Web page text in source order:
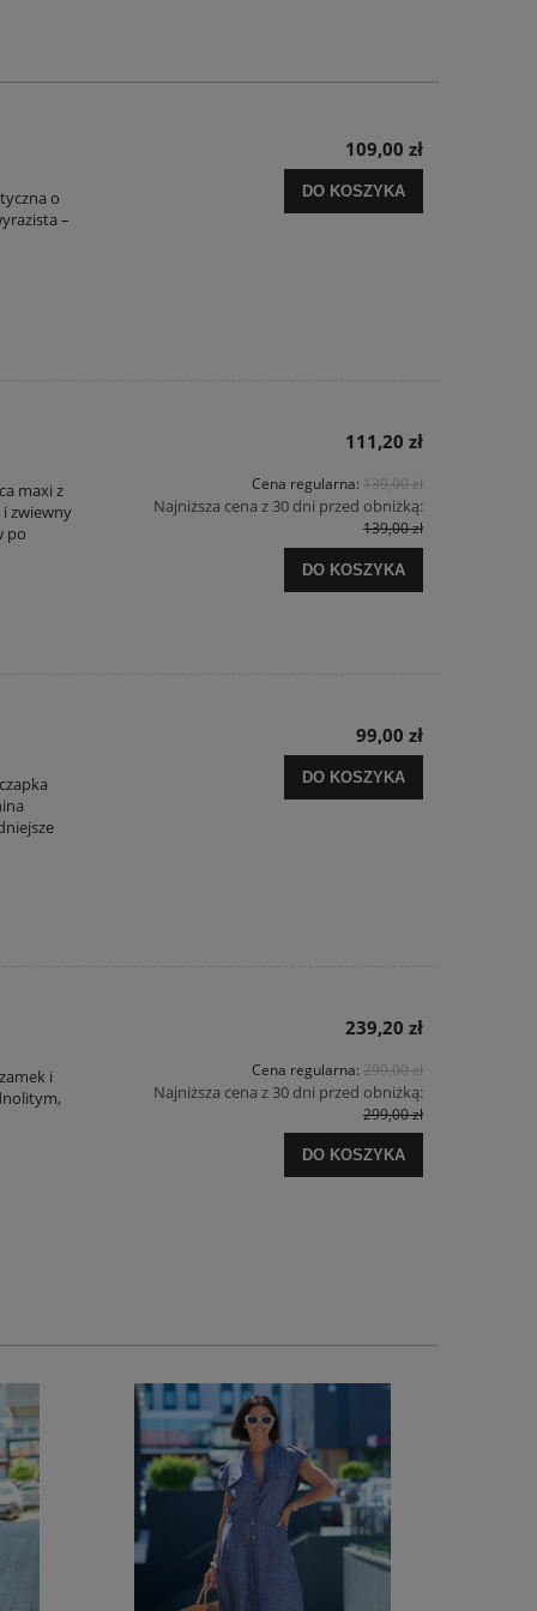
o
–
109,00 zł
DO KOSZYKA
maxi z
zwiewny
po
111,20 zł
Cena regularna: 139,00 zł
Najniższa cena z 30 dni przed obniżką:
139,00 zł
DO KOSZYKA
99,00 zł
DO KOSZYKA
i
239,20 zł
Cena regularna: 299,00 zł
Najniższa cena z 30 dni przed obniżką:
299,00 zł
DO KOSZYKA